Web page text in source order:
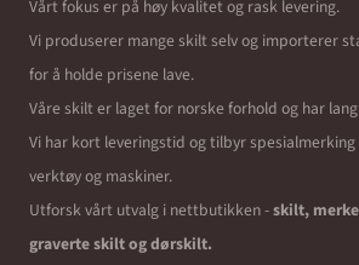
Vårt fokus er på høy kvalitet og rask levering.
Vi produserer mange skilt selv og importerer
for å holde prisene lave.
Våre skilt er laget for norske forhold og har
Vi har kort leveringstid og tilbyr spesialmerking
verktøy og maskiner.
Utforsk vårt utvalg i nettbutikken -skilt,
graverte skilt og dørskilt.